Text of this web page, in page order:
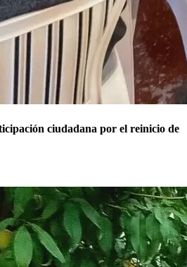
ciudadana por el reinicio de